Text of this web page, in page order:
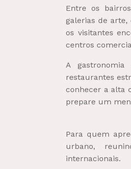
Entre os
galerias de
os visitantes
centros
A
restaurantes
conhecer a alta
prepare um
Para quem
urbano,
internacionais.